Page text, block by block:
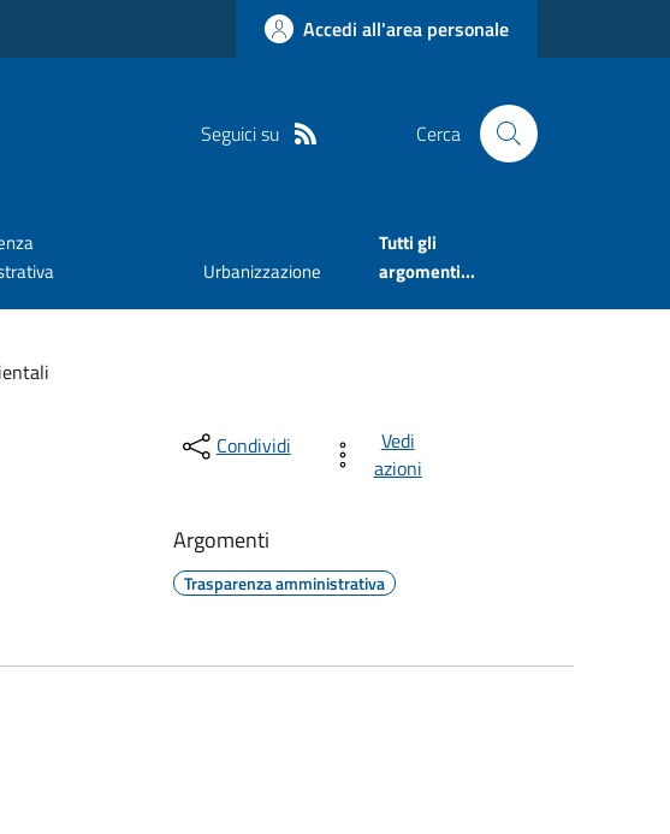
Accedi all'area personale
Seguici su Cerca
Urbanizzazione
Tutti gli
argomenti...
Condividi
Vedi
azioni
Argomenti
Trasparenza amministrativa